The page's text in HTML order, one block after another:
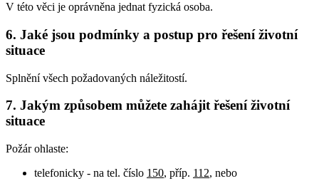
V této věci je oprávněna jednat fyzická osoba.
6. Jaké jsou podmínky a postup pro řešení životní
situace
Splnění všech požadovaných náležitostí.
7. Jakým způsobem můžete zahájit řešení životní
situace
Požár ohlaste:
telefonicky - na tel. číslo 150, příp. 112, nebo